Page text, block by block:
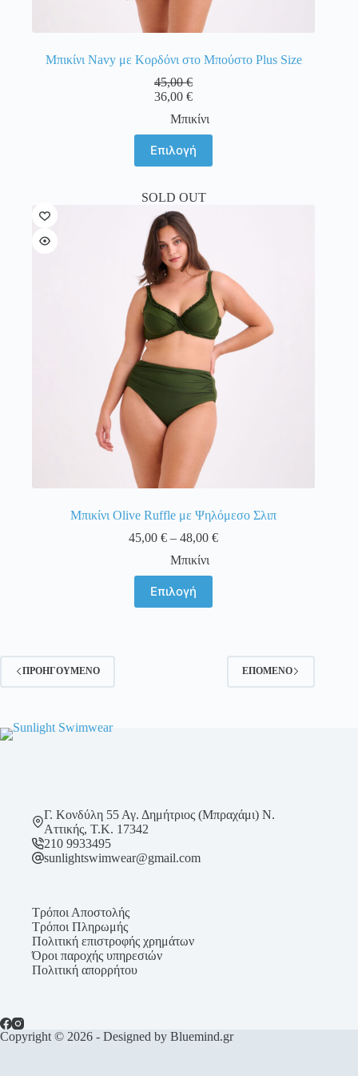
Μπικίνι Navy με Κορδόνι στο Μπούστο Plus Size
45,00€
36,00€
Μπικίνι
Επιλογή
το
προϊόν
πολλαπλές
παραλλαγές.
Οι
επιλογές
μπορούν
να
επιλεγούν
στη
σελίδα
του
προϊόντος
SOLD OUT
Μπικίνι Olive Ruffle με Ψηλόμεσο Σλιπ
45,00€ – 48,00€Price
Μπικίνι
Επιλογή
το
προϊόν
παραλλαγές.
ΠΡΟΗΓΟΎΜΕΝΟ ΕΠΌΜΕΝΟ
Γ. Κονδύλη 55 Αγ. Δημήτριος (Μπραχάμι) Ν.
Αττικής, Τ.Κ. 17342
210 9933495
sunlightswimwear@gmail.com
Τρόποι Αποστολής
Τρόποι Πληρωμής
Πολιτική επιστροφής χρημάτων
Όροι παροχής υπηρεσιών
Πολιτική απορρήτου
Copyright © 2026 - Designed by Bluemind.gr